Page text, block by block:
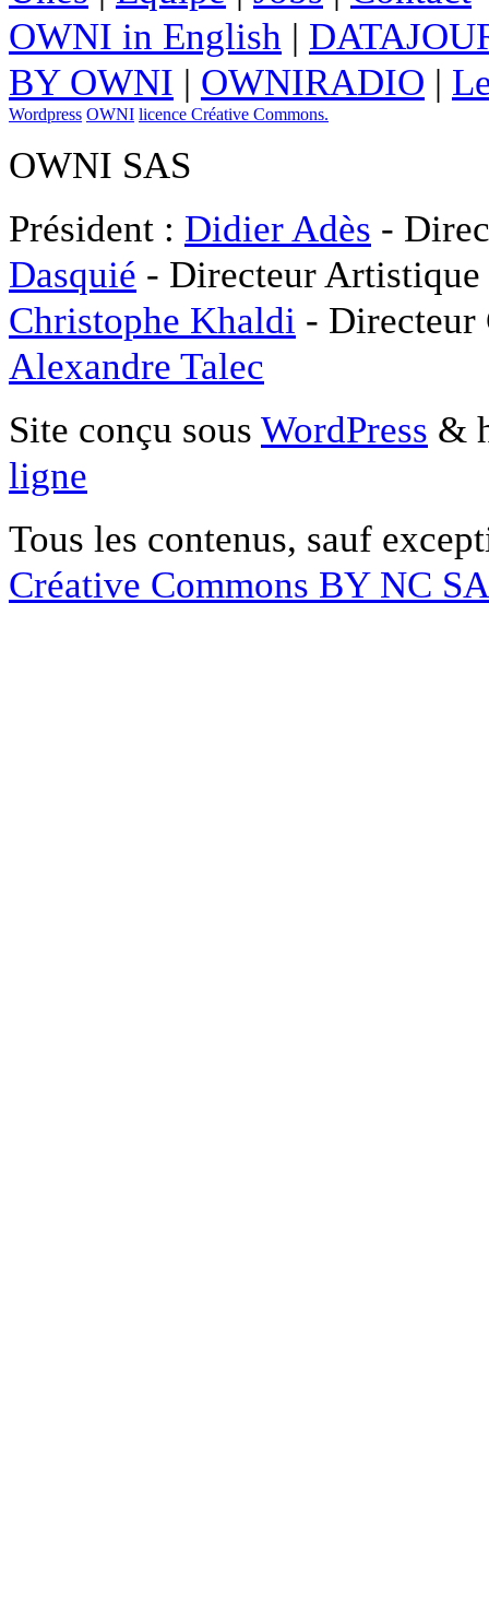
OWNI in English |
BY OWNI | OWNIRADIO |
Wordpress OWNI licence Créative Commons.
OWNI SAS
Président : Didier Adès -
Dasquié - Directeur
Christophe Khaldi -
Alexandre Talec
Site conçu sous WordPress &
ligne
Tous les contenus, sauf
Créative Commons BY NC SA